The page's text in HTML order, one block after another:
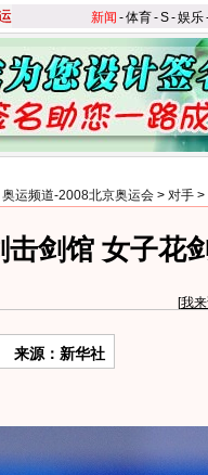
新闻 -体育-S-娱乐
奥运频道-2008北京奥运会 > 对手 >
击剑馆 女子花
[我
来源：新华社